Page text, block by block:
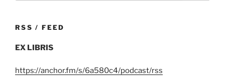
RSS / FEED
EX LIBRIS
https://anchor.fm/s/6a580c4/podcast/rss